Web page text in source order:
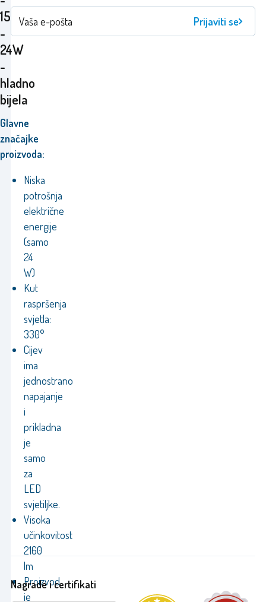
150cm
-
24W
-
hladno
bijela
Glavne
značajke
proizvoda:
Niska
potrošnja
električne
energije
(samo
24
W)
Kut
raspršenja
svjetla:
330°
Cijev
ima
jednostrano
napajanje
i
prikladna
je
samo
za
LED
svjetiljke.
Visoka
učinkovitost
2160
lm
Proizvod
je
Prijaviti se
Nagrade i certifikati